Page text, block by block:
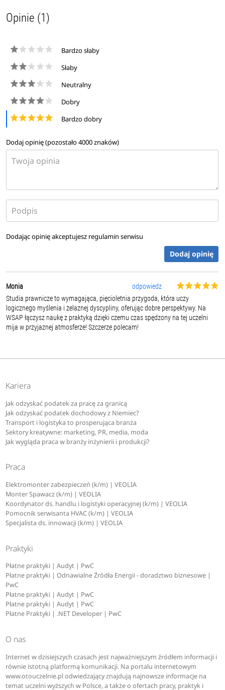
Opinie (1)
Bardzo słaby
Słaby
Neutralny
Dobry
Bardzo dobry
Dodaj opinię (pozostało4000znaków)
Dodając opinię akceptujesz regulamin serwisu
Dodaj opinię
Monia
odpowiedz
Studia prawnicze to wymagająca, pięcioletnia przygoda, która uczy
logicznego myślenia i żelaznej dyscypliny, oferując dobre perspektywy. Na
WSAP łączysz naukę z praktyką dzięki czemu czas spędzony na tej uczelni
mija w przyjaznej atmosferze! Szczerze polecam!
Kariera
Jak odzyskać podatek za pracę za granicą
Jak odzyskać podatek dochodowy z Niemiec?
Transport i logistyka to prosperująca branża
Sektory kreatywne: marketing, PR, media, moda
Jak wygląda praca w branży inżynierii i produkcji?
Praca
Elektromonter zabezpieczeń (k/m) | VEOLIA
Monter Spawacz (k/m) | VEOLIA
Koordynator ds. handlu i logistyki operacyjnej (k/m) | VEOLIA
Pomocnik serwisanta HVAC (k/m) | VEOLIA
Specjalista ds. innowacji (k/m) | VEOLIA
Praktyki
Płatne praktyki | Audyt | PwC
Płatne praktyki | Odnawialne Źródła Energii - doradztwo biznesowe |
PwC
Płatne praktyki | Audyt | PwC
Płatne praktyki | Audyt | PwC
Płatne Praktyki | .NET Developer | PwC
O nas
Internet w dzisiejszych czasach jest najważniejszym źródłem informacji i
równie istotną platformą komunikacji. Na portalu internetowym
www.otouczelnie.pl odwiedzający znajdują najnowsze informacje na
temat uczelni wyższych w Polsce, a także o ofertach pracy, praktyk i